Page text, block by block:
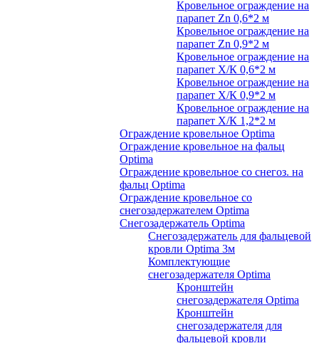
Кровельное ограждение на
парапет Zn 0,6*2 м
Кровельное ограждение на
парапет Zn 0,9*2 м
Кровельное ограждение на
парапет Х/К 0,6*2 м
Кровельное ограждение на
парапет Х/К 0,9*2 м
Кровельное ограждение на
парапет Х/К 1,2*2 м
Ограждение кровельное Optima
Ограждение кровельное на фальц
Optima
Ограждение кровельное со снегоз. на
фальц Optima
Ограждение кровельное со
снегозадержателем Optima
Снегозадержатель Optima
Снегозадержатель для фальцевой
кровли Optima 3м
Комплектующие
снегозадержателя Optima
Кронштейн
снегозадержателя Optima
Кронштейн
снегозадержателя для
фальцевой кровли